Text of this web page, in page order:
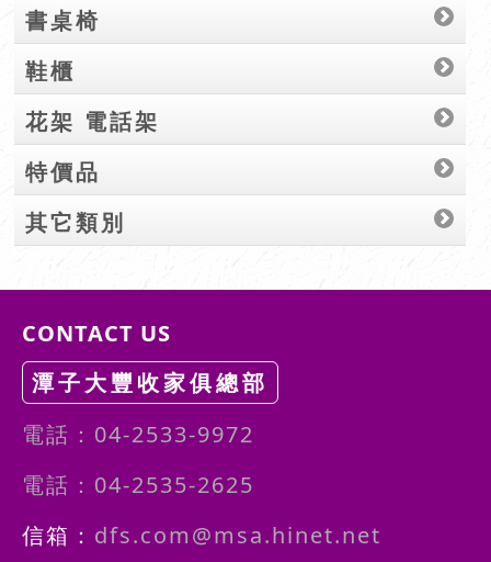
書桌椅
鞋櫃
花架 電話架
特價品
其它類別
CONTACT US
潭子大豐收家俱總部
電話：04-2533-9972
電話：04-2535-2625
信箱： dfs.com@msa.hinet.net